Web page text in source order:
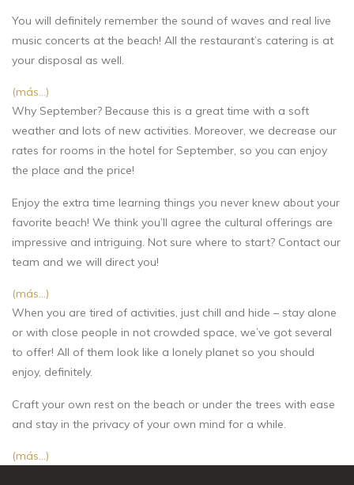
You will definitely remember the sound of waves and real live
music concerts at the beach! All the restaurant’s catering is at
your disposal as well.
(más…)
Why September? Because this is a great time with a soft
weather and lots of new activities. Moreover, we decrease our
rates for rooms in the hotel for September, so you can enjoy
the place and the price!
Enjoy the extra time learning things you never knew about your
favorite beach! We think you’ll agree the cultural offerings are
impressive and intriguing. Not sure where to start? Contact our
team and we will direct you!
(más…)
When you are tired of activities, just chill and hide – stay alone
or with close people in not crowded space, we’ve got several
to offer! All of them look like a lonely planet so you should
enjoy, definitely.
Craft your own rest on the beach or under the trees with ease
and stay in the privacy of your own mind for a while.
(más…)